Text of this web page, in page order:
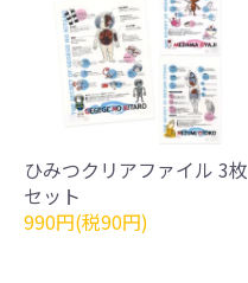
ひみつクリアファイル 3枚
セット
990円(税90円)